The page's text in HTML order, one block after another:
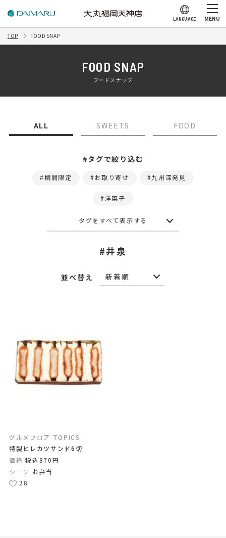
LANGUAGE MENU
TOP FOOD SNAP
FOOD SNAP
フードスナップ
ALL SWEETS FOOD
#タグで絞り込む
期間限定 お取り寄せ 九州深発見
洋菓子
タグをすべて表示する
#井泉
並べ替え
グルメフロア TOPICS
特製ヒレカツサンド6切
価格 税込870円
シーン お弁当
28